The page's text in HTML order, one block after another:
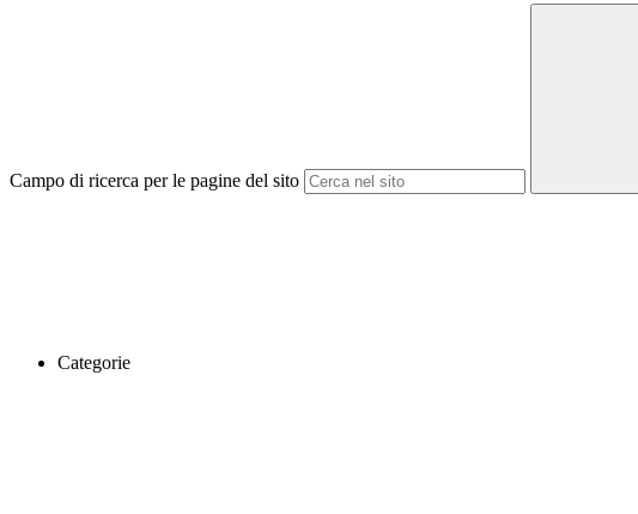
Campo di ricerca per le pagine del sito
Categorie